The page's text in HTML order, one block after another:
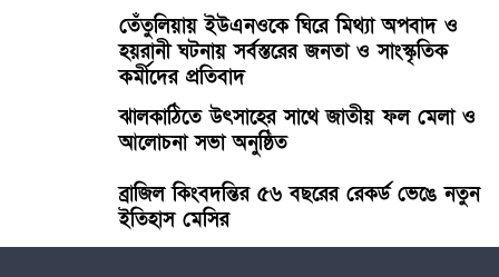
তেঁতুলিয়ায় ইউএনওকে ঘিরে মিথ্যা অপবাদ ও
হয়রানী ঘটনায় সর্বস্তরের জনতা ও সাংস্কৃতিক
কর্মীদের প্রতিবাদ
ঝালকাঠিতে উৎসাহের সাথে জাতীয় ফল মেলা ও
আলোচনা সভা অনুষ্ঠিত
ব্রাজিল কিংবদন্তির ৫৬ বছরের রেকর্ড ভেঙে নতুন
ইতিহাস মেসির